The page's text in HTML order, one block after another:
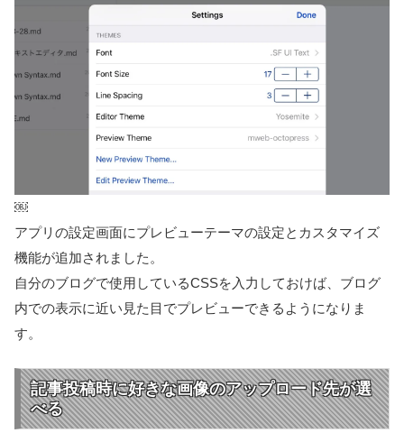
￼
アプリの設定画面にプレビューテーマの設定とカスタマイズ
機能が追加されました。
自分のブログで使用しているCSSを入力しておけば、ブログ
内での表示に近い見た目でプレビューできるようになりま
す。
記事投稿時に好きな画像のアップロード先が選
べる